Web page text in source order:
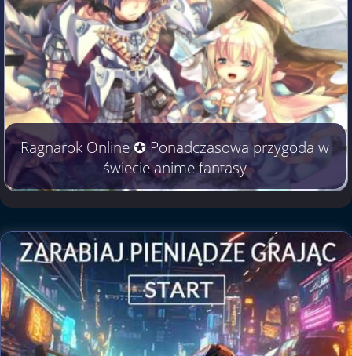
Ragnarok Online ✪ Ponadczasowa przygoda w
świecie anime fantasy